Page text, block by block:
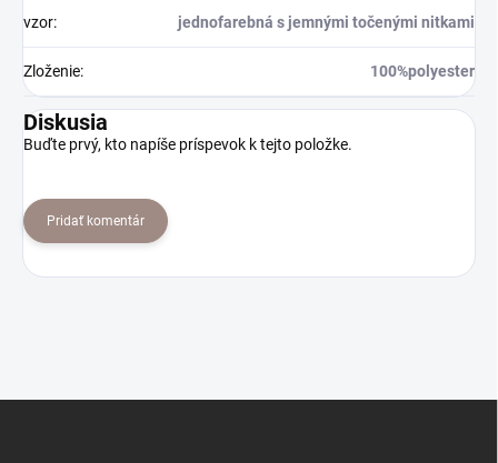
vzor: jednofarebná s jemnými točenými nitkami
Zloženie: 100%polyester
Diskusia
Buďte prvý, kto napíše príspevok k tejto položke.
Pridať komentár